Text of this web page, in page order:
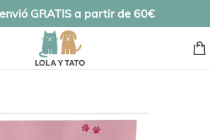
GRATIS a partir de 60€